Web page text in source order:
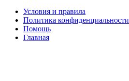
Условия и правила
Политика конфиденциальности
Помощь
Главная